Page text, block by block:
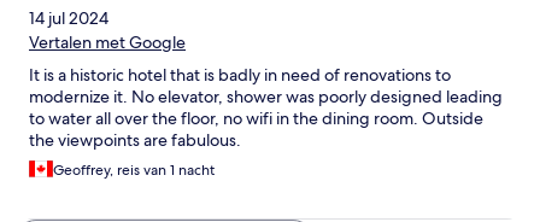
14 jul 2024
Vertalen met Google
It is a historic hotel that is badly in need of renovations to
modernize it. No elevator, shower was poorly designed leading
to water all over the floor, no wifi in the dining room. Outside
the viewpoints are fabulous.
Geoffrey, reis van 1 nacht